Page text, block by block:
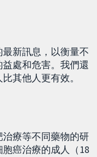
新訊息，以衡量不
處和危害。我們還
其他人更有效。
療等不同藥物的研
癌治療的成人（18